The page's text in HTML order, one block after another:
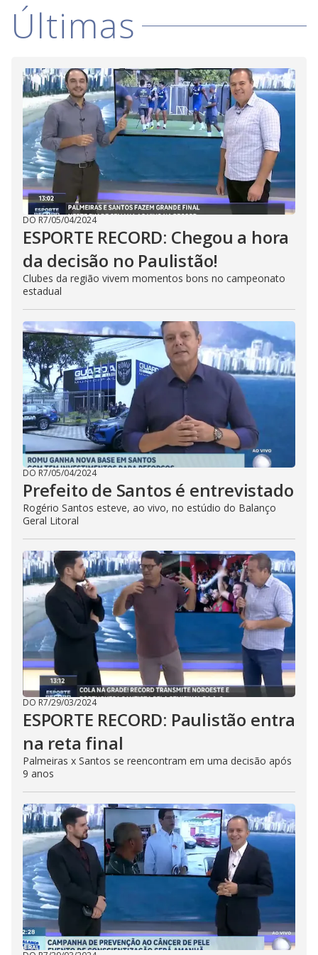
i
d
e
o
Últimas
DO R7/05/04/2024
ESPORTE RECORD: Chegou a hora
da decisão no Paulistão!
Clubes da região vivem momentos bons no campeonato
estadual
DO R7/05/04/2024
Prefeito de Santos é entrevistado
Rogério Santos esteve, ao vivo, no estúdio do Balanço
Geral Litoral
DO R7/29/03/2024
ESPORTE RECORD: Paulistão entra
na reta final
Palmeiras x Santos se reencontram em uma decisão após
9 anos